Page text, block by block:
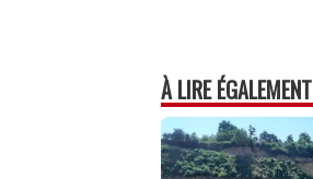
À LIRE ÉGALEMENT